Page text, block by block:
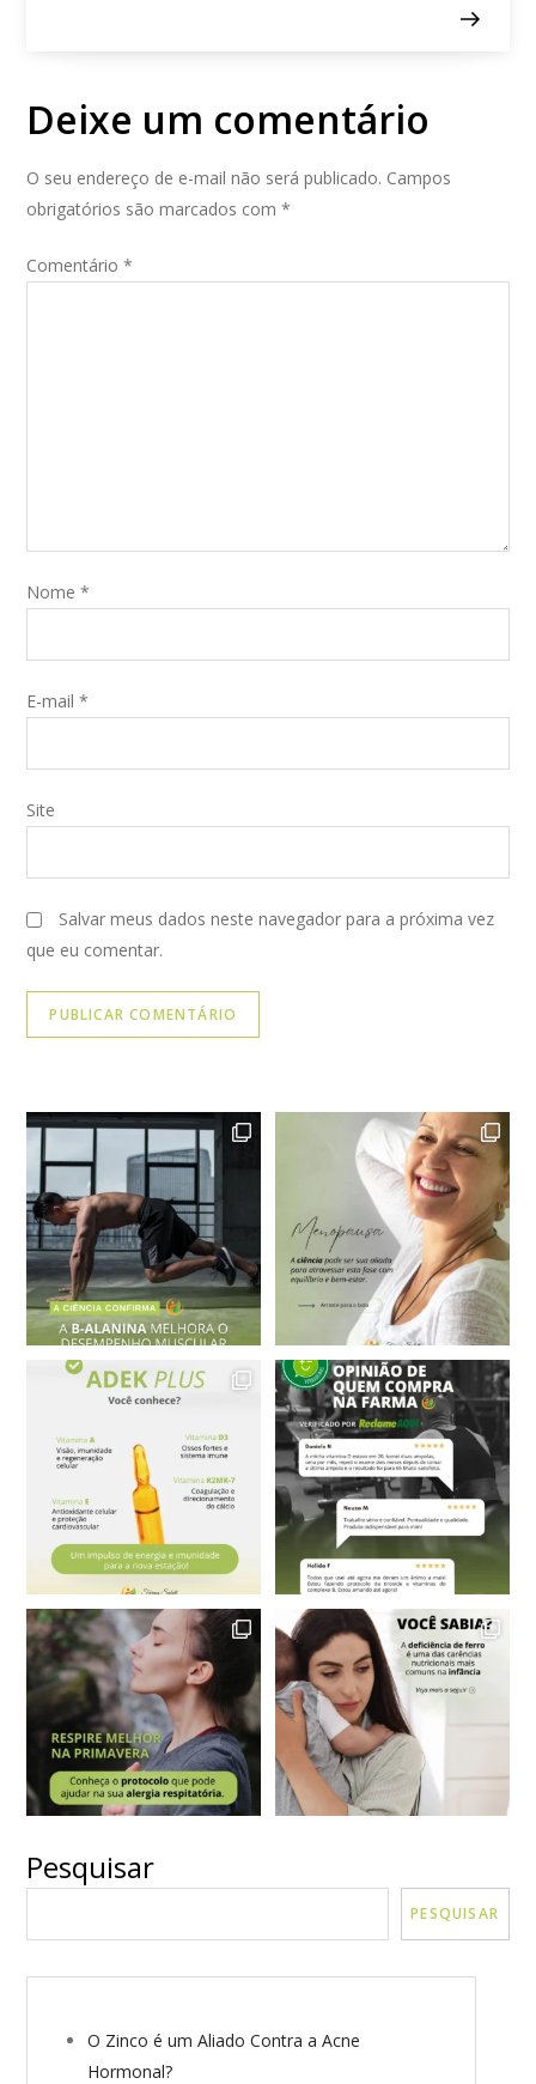
d
P
o
t
Deixe um comentário
O seu endereço de e-mail não será publicado. Campos
obrigatórios são marcados com*
Comentário*
Nome*
E-mail*
Site
Salvar meus dados neste navegador para a próxima vez
que eu comentar.
VER MAIS
Pesquisar
PESQUISAR
O Zinco é um Aliado Contra a Acne
Hormonal?